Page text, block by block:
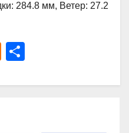
284.8 мм, Ветер: 27.2
O
n
р